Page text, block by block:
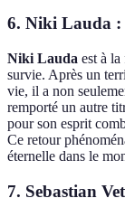
6. Niki Lauda :
Niki Lauda est à
survie. Après un
vie, il a non
remporté un autre
pour son esprit
Ce retour
éternelle dans le
7. Sebastian